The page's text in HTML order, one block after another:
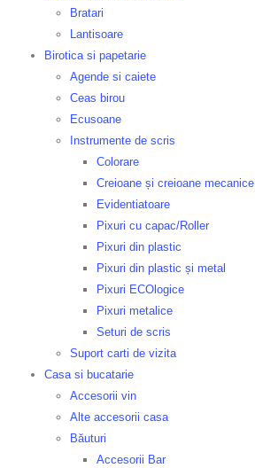
Bratari
Lantisoare
Birotica si papetarie
Agende si caiete
Ceas birou
Ecusoane
Instrumente de scris
Colorare
Creioane și creioane mecanice
Evidentiatoare
Pixuri cu capac/Roller
Pixuri din plastic
Pixuri din plastic și metal
Pixuri ECOlogice
Pixuri metalice
Seturi de scris
Suport carti de vizita
Casa si bucatarie
Accesorii vin
Alte accesorii casa
Băuturi
Accesorii Bar